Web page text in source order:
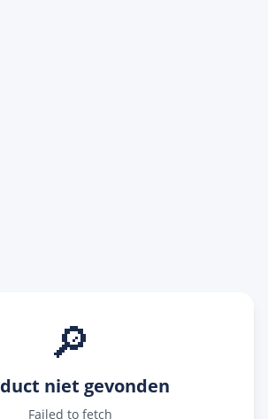
🔎
niet gevonden
Failed to fetch